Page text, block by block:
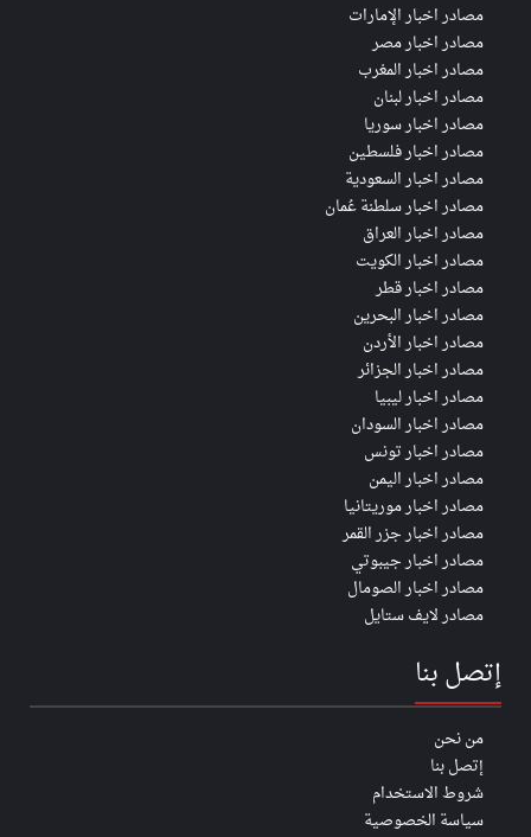
مصادر اخبار الإمارات
مصادر اخبار مصر
مصادر اخبار المغرب
مصادر اخبار لبنان
مصادر اخبار سوريا
مصادر اخبار فلسطين
مصادر اخبار السعودية
مصادر اخبار سلطنة عُمان
مصادر اخبار العراق
مصادر اخبار الكويت
مصادر اخبار قطر
مصادر اخبار البحرين
مصادر اخبار الأردن
مصادر اخبار الجزائر
مصادر اخبار ليبيا
مصادر اخبار السودان
مصادر اخبار تونس
مصادر اخبار اليمن
مصادر اخبار موريتانيا
مصادر اخبار جزر القمر
مصادر اخبار جيبوتي
مصادر اخبار الصومال
مصادر لايف ستايل
إتصل بنا
من نحن
إتصل بنا
شروط الاستخدام
سياسة الخصوصية